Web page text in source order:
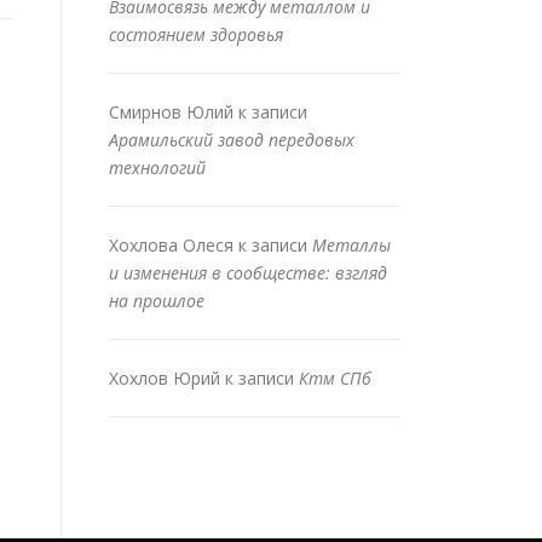
Взаимосвязь между металлом и
состоянием здоровья
Смирнов Юлий к записи
Арамильский завод передовых
технологий
Хохлова Олеся к записи Металлы
и изменения в сообществе: взгляд
на прошлое
Хохлов Юрий к записи Ктм СПб